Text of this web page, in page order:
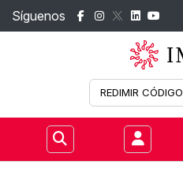
Síguenos
REDIMIR CÓDIGO